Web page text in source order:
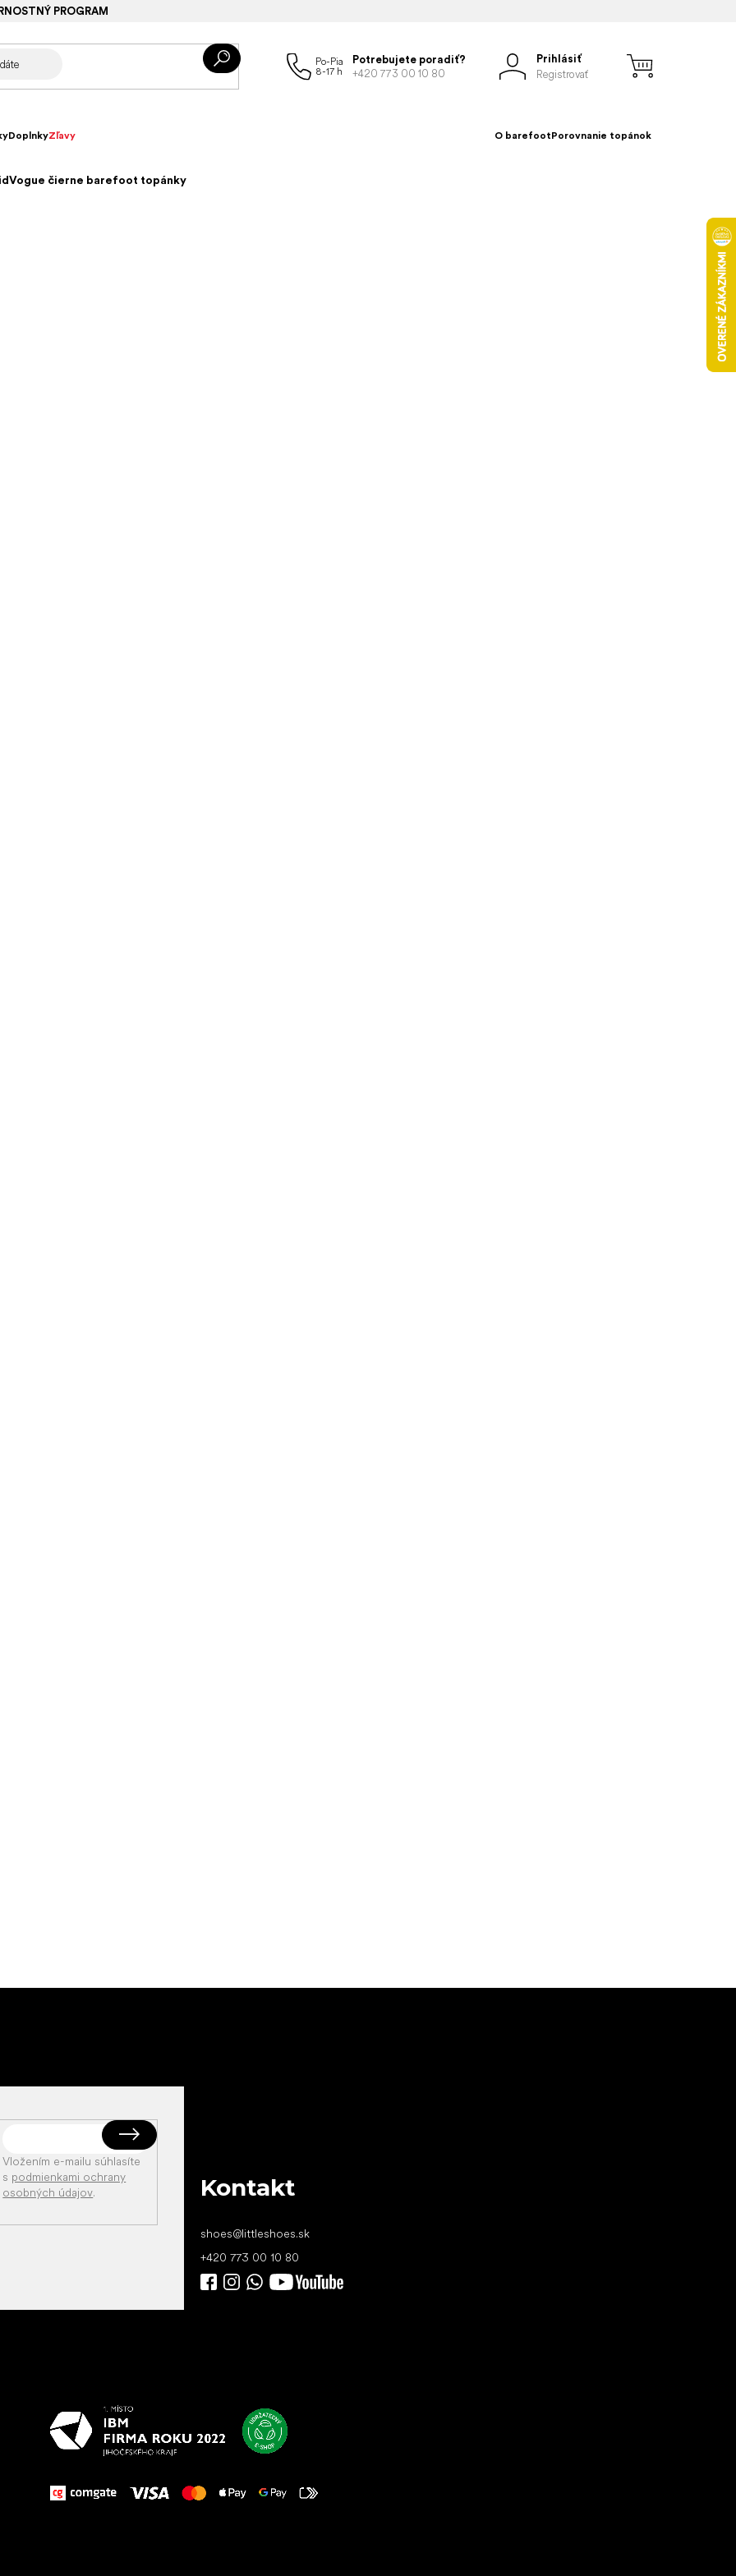
PROGRAM
Potrebujete poradiť?
+420 773 00 10 80
Prihlásiť
Registrovať
DoplnkyZľavy O barefootPorovnanie topánok
čierne barefoot topánky
Vložením e-mailu súhlasíte
s podmienkami ochrany
osobných údajov. Kontakt
shoes@littleshoes.sk
+420 773 00 10 80